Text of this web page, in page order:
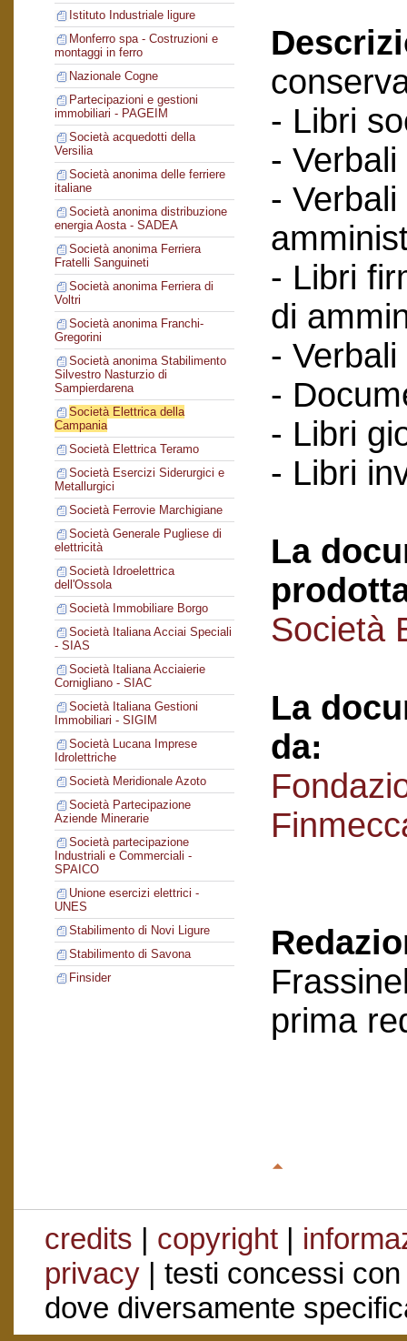
Istituto Industriale ligure
Monferro spa - Costruzioni e
montaggi in ferro
Nazionale Cogne
Partecipazioni e gestioni
immobiliari - PAGEIM
Società acquedotti della
Versilia
Società anonima delle ferriere
italiane
Società anonima distribuzione
energia Aosta - SADEA
Società anonima Ferriera
Fratelli Sanguineti
Società anonima Ferriera di
Voltri
Società anonima Franchi-
Gregorini
Società anonima Stabilimento
Silvestro Nasturzio di
Sampierdarena
Società Elettrica della
Campania
Società Elettrica Teramo
Società Esercizi Siderurgici e
Metallurgici
Società Ferrovie Marchigiane
Società Generale Pugliese di
elettricità
Società Idroelettrica
dell'Ossola
Società Immobiliare Borgo
Società Italiana Acciai Speciali
- SIAS
Società Italiana Acciaierie
Cornigliano - SIAC
Società Italiana Gestioni
Immobiliari - SIGIM
Società Lucana Imprese
Idrolettriche
Società Meridionale Azoto
Società Partecipazione
Aziende Minerarie
Società partecipazione
Industriali e Commerciali -
SPAICO
Unione esercizi elettrici -
UNES
Stabilimento di Novi Ligure
Stabilimento di Savona
Finsider
- Libri
-
-
- Libri
di
-
-
- Libri
- Libri
La
Società
La
da:
prima
credits | copyright|
privacy| testi concessi
dove diversamente